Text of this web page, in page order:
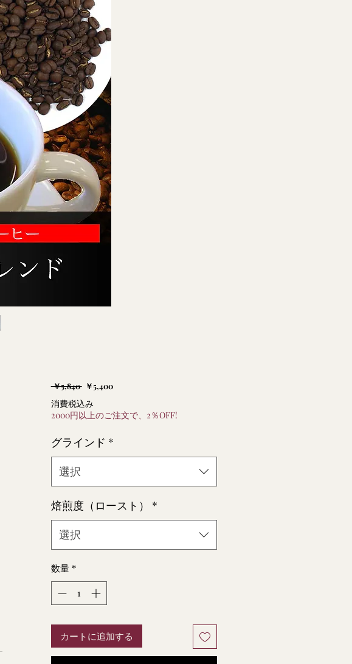
￥5,840 通
常
価
￥5,400セ
ル
格
消費税込み
2000円以上のご注文で、2％OFF!
グラインド *
選択
焙煎度（ロースト）
*
選択
数量 *
カートに追加する